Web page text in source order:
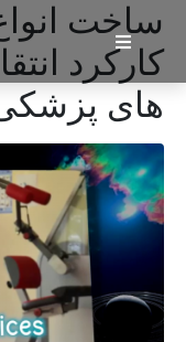
کارکرد
های